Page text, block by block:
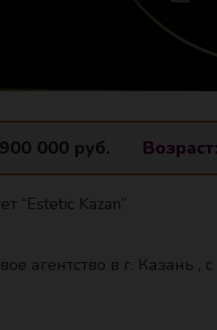
900 000 руб. Возраст:
“Estetic Kazan”
агентство в г. Казань ,